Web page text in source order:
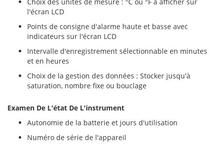
l'écran LCD
Points de consigne d'alarme haute et basse avec
indicateurs sur l'écran LCD
Intervalle d'enregistrement sélectionnable en minutes
et en heures
Choix de la gestion des données : Stocker jusqu'à
saturation, nombre fixe ou bouclage
Examen De L'état De L'instrument
Autonomie de la batterie et jours d'utilisation
Numéro de série de l'appareil